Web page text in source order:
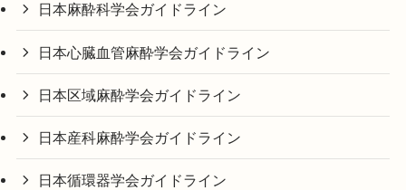
日本麻酔科学会ガイドライン
日本心臓血管麻酔学会ガイドライン
日本区域麻酔学会ガイドライン
日本産科麻酔学会ガイドライン
日本循環器学会ガイドライン